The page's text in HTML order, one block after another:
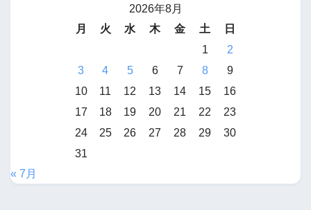
2026年8月
月
火 水 木 金 土
日
1
2
3
4 5 6 7 8
9
10
11 12 13 14 15
16
17
18 19 20 21 22
23
24
25 26 27 28 29
30
31
« 7月